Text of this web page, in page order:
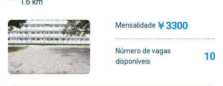
Mensalidade ￥3300
Número de vagas
disponíveis
10